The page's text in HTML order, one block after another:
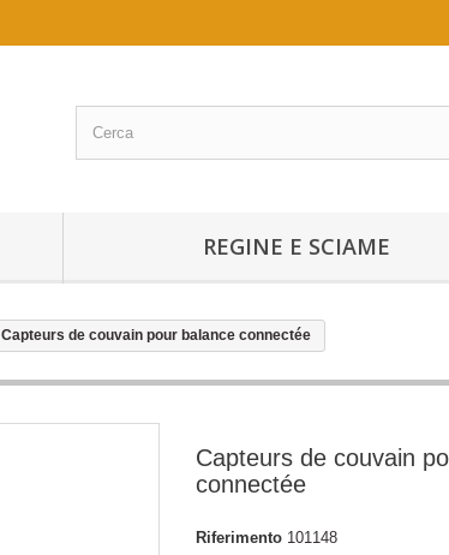
REGINE E SCIAME
Capteurs de couvain pour balance connectée
Capteurs de couvain
connectée
Riferimento 101148